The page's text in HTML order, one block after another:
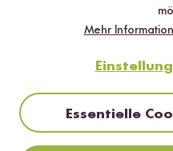
*Das Digitale Rezeptbuch wird dir nach
per E-Mail zugeschickt.
Mehr Rezepte mit
Mehr
Essentielle